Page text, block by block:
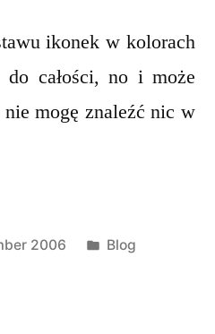
ikonek w kolorach
do całości, no i może
mogę znaleźć nic w
2006
Posted
Blog